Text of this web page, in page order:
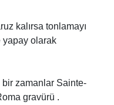
kalırsa tonlamayı
yapay olarak
bir zamanlar Sainte-
gravürü .